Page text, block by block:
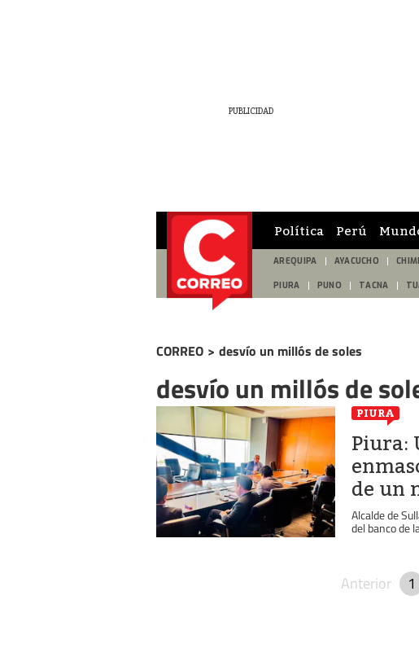
Política Perú
AREQUIPA AYACUCHO
PIURA PUNO TACNA
CORREO > desvío un millós de soles
desvío un millós de
PIURA
Piura:
de un
Alcalde de
del banco de
Anterior 1